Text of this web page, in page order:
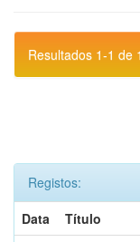
Resultados 1-1 de
Registos:
Data
Título